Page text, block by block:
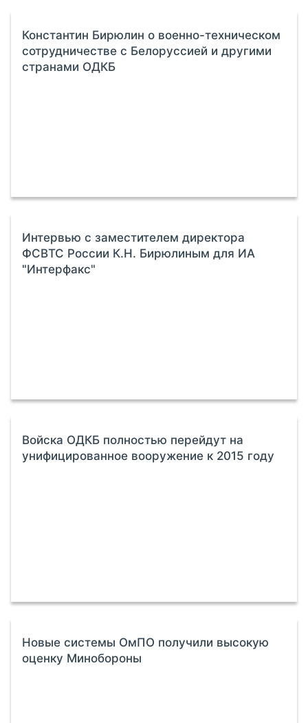
Константин Бирюлин о военно-техническом
сотрудничестве с Белоруссией и другими
странами ОДКБ
Интервью с заместителем директора
ФСВТС России К.Н. Бирюлиным для ИА
"Интерфакс"
Войска ОДКБ полностью перейдут на
унифицированное вооружение к 2015 году
Новые системы ОмПО получили высокую
оценку Минобороны